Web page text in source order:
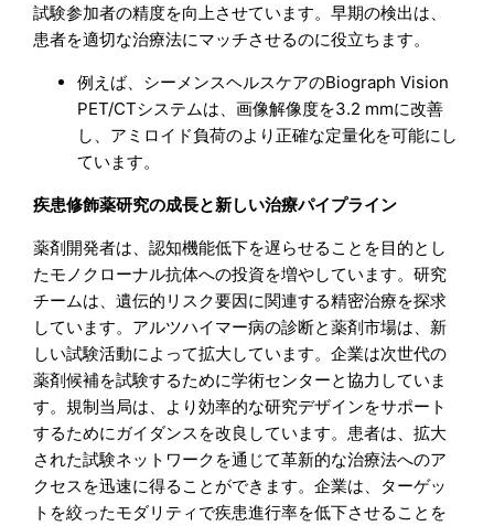
試験参加者の精度を向上させています。早期の検出は、
患者を適切な治療法にマッチさせるのに役立ちます。
例えば、シーメンスヘルスケアのBiograph Vision
PET/CTシステムは、画像解像度を3.2 mmに改善
し、アミロイド負荷のより正確な定量化を可能にし
ています。
疾患修飾薬研究の成長と新しい治療パイプライン
薬剤開発者は、認知機能低下を遅らせることを目的とし
たモノクローナル抗体への投資を増やしています。研究
チームは、遺伝的リスク要因に関連する精密治療を探求
しています。アルツハイマー病の診断と薬剤市場は、新
しい試験活動によって拡大しています。企業は次世代の
薬剤候補を試験するために学術センターと協力していま
す。規制当局は、より効率的な研究デザインをサポート
するためにガイダンスを改良しています。患者は、拡大
された試験ネットワークを通じて革新的な治療法へのア
クセスを迅速に得ることができます。企業は、ターゲッ
トを絞ったモダリティで疾患進行率を低下させることを